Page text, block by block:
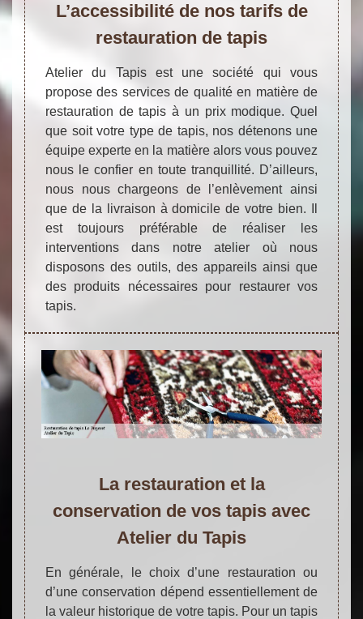
L’accessibilité de nos tarifs de
restauration de tapis
Atelier du Tapis est une société qui vous
propose des services de qualité en matière de
restauration de tapis à un prix modique. Quel
que soit votre type de tapis, nos détenons une
équipe experte en la matière alors vous pouvez
nous le confier en toute tranquillité. D’ailleurs,
nous nous chargeons de l’enlèvement ainsi
que de la livraison à domicile de votre bien. Il
est toujours préférable de réaliser les
interventions dans notre atelier où nous
disposons des outils, des appareils ainsi que
des produits nécessaires pour restaurer vos
tapis.
La restauration et la
conservation de vos tapis avec
Atelier du Tapis
En générale, le choix d’une restauration ou
d’une conservation dépend essentiellement de
la valeur historique de votre tapis. Pour un tapis